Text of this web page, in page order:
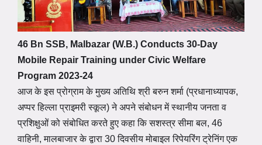
46 Bn SSB, Malbazar (W.B.) Conducts 30-Day
Mobile Repair Training under Civic Welfare
Program 2023-24
आज के इस प्रोग्राम के मुख्य अतिथि श्री बरुन शर्मा (प्रधानाध्यापक,
अप्पर हिल्ला प्राइमरी स्कूल) ने अपने संबोधन में स्थानीय जनता व
प्रशिक्षुओं को संबोधित करते हुए कहा कि सशस्त्र सीमा बल, 46
वाहिनी, मालबाजार के द्वारा 30 दिवसीय मोबाइल रिपेयरिंग ट्रेनिंग एक